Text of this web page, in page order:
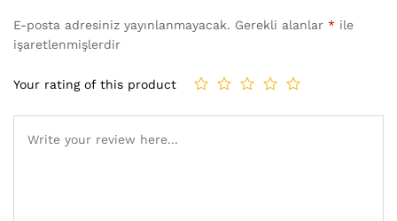
E-posta adresiniz yayınlanmayacak. Gerekli alanlar * ile
işaretlenmişlerdir
Your rating of this product